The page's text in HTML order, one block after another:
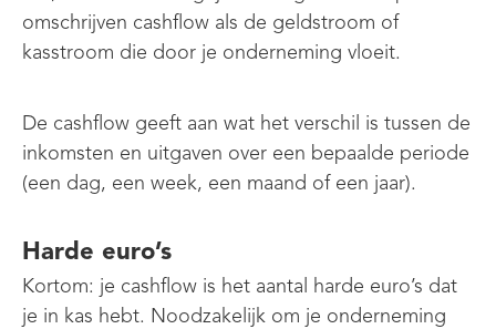
omschrijven cashflow als de geldstroom of
kasstroom die door je onderneming vloeit.
De cashflow geeft aan wat het verschil is tussen de
inkomsten en uitgaven over een bepaalde periode
(een dag, een week, een maand of een jaar).
Harde euro’s
Kortom: je cashflow is het aantal harde euro’s dat
je in kas hebt. Noodzakelijk om je onderneming